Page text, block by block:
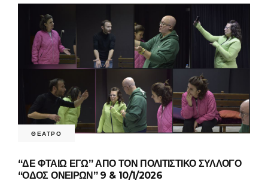
ΘΕΑΤΡΟ
“ΔΕ ΦΤΑΙΩ ΕΓΩ” ΑΠΟ ΤΟΝ ΠΟΛΙΤΙΣΤΙΚΟ ΣΥΛΛΟΓΟ
“ΟΔΟΣ ΟΝΕΙΡΩΝ” 9 & 10/1/2026